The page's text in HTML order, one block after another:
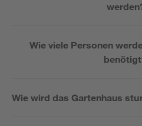
Wie viele Personen
Wie wird das Gartenhaus